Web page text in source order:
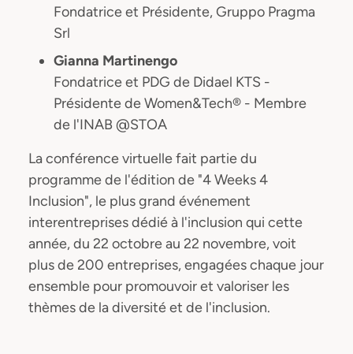
Fondatrice et Présidente, Gruppo Pragma
Srl
Gianna Martinengo
Fondatrice et PDG de Didael KTS -
Présidente de Women&Tech® - Membre
de l'INAB @STOA
La conférence virtuelle fait partie du
programme de l'édition de "4 Weeks 4
Inclusion", le plus grand événement
interentreprises dédié à l'inclusion qui cette
année, du 22 octobre au 22 novembre, voit
plus de 200 entreprises, engagées chaque jour
ensemble pour promouvoir et valoriser les
thèmes de la diversité et de l'inclusion.